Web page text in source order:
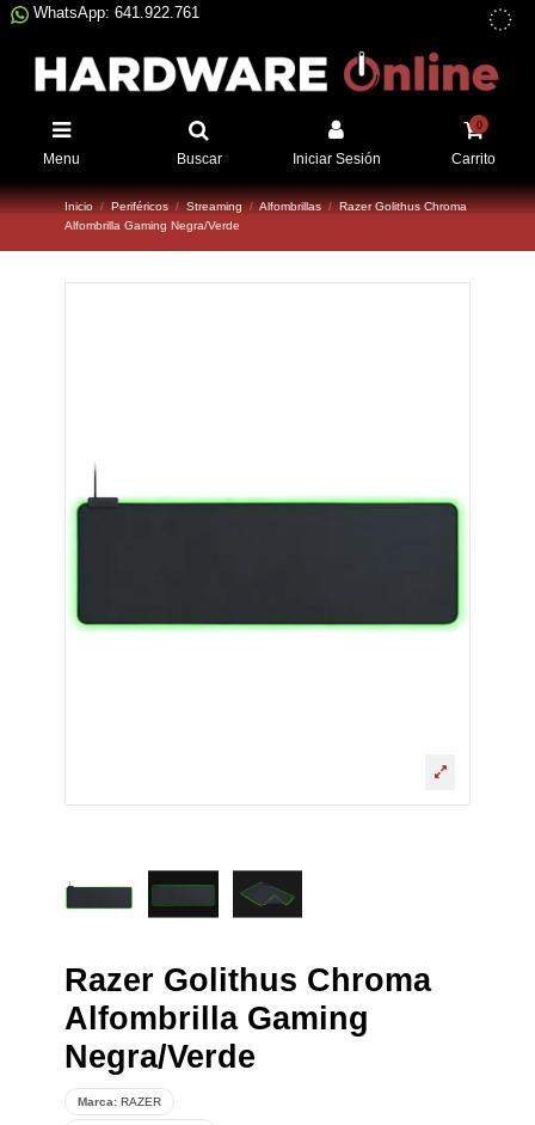
WhatsApp: 641.922.761
Menu Buscar Iniciar Sesión
0
Carrito
Inicio Periféricos Streaming Alfombrillas
Razer Golithus Chroma
Alfombrilla Gaming Negra/Verde
Razer Golithus Chroma
Alfombrilla Gaming
Negra/Verde
Marca: RAZER